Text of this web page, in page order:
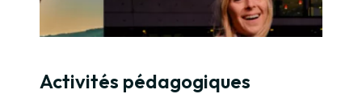
Activités pédagogiques